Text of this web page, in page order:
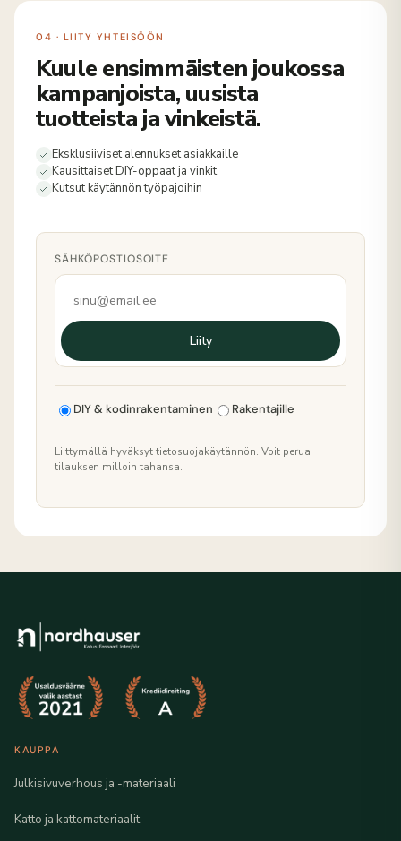
04 · LIITY YHTEISÖÖN
Kuule ensimmäisten joukossa
kampanjoista, uusista
tuotteista ja vinkeistä.
Eksklusiiviset alennukset asiakkaille
Kausittaiset DIY-oppaat ja vinkit
Kutsut käytännön työpajoihin
SÄHKÖPOSTIOSOITE
Liity
DIY & kodinrakentaminen Rakentajille
Liittymällä hyväksyt tietosuojakäytännön. Voit perua
tilauksen milloin tahansa.
KAUPPA
Julkisivuverhous ja -materiaali
Katto ja kattomateriaalit